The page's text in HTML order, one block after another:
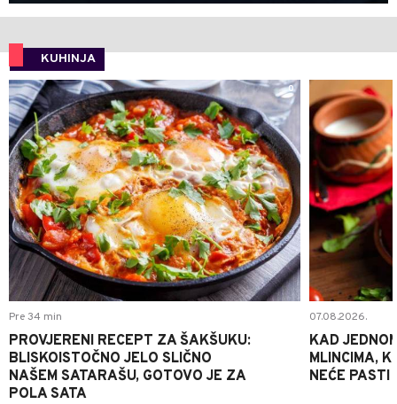
KUHINJA
0
Pre 34 min
PROVJERENI RECEPT ZA ŠAKŠUKU:
BLISKOISTOČNO JELO SLIČNO
NAŠEM SATARAŠU, GOTOVO JE ZA
POLA SATA
07.08.2026.
KAD
MLINCIMA,
NEĆE PASTI